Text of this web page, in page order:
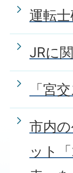
運転
JRに
「宮
市内
ット